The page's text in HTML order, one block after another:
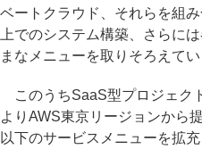
ベートクラウド、それらを組
上でのシステム構築、さらに
まなメニューを取りそろえてい
このうちSaaS型プロジェク
よりAWS東京リージョンから
以下のサービスメニューを拡充